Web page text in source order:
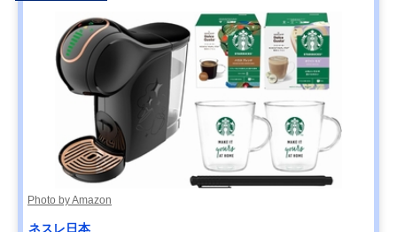
Photo by Amazon
ネスレ日本